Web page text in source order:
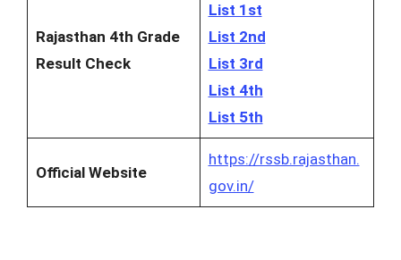
Rajasthan 4th Grade
Result Check
List 1st
List 2nd
List 3rd
List 4th
List 5th
Official Website
https://rssb.rajasthan.
gov.in/